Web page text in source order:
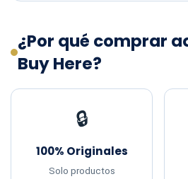
¿Por qué comprar
Buy Here?
🔒
100% Originales
Solo productos